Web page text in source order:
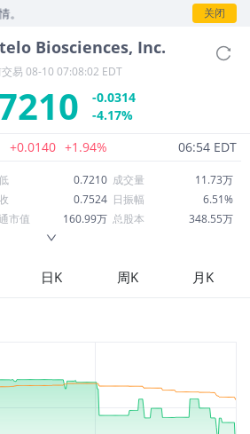
关闭
Biosciences, Inc.
易 08-10 07:08:02 EDT
-0.0314
-4.17%
+0.0140 +1.94% 06:54 EDT
0.7210 成交量
11.73万
0.7524 日振幅
6.51%
市值 160.99万 总股本
348.55万
市盈率
-0.03
日K 周K 月K